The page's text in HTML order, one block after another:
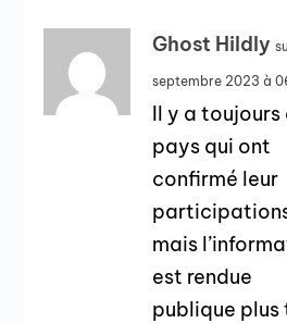
Ghost Hildly
septembre 2023 à
Il y a toujours
pays qui ont
confirmé leur
mais
est rendue
publique plus